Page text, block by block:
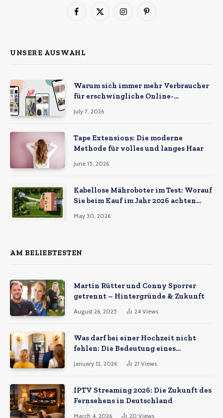
Facebook
X
InstagramPinterest
UNSERE AUSWAHL
Warum sich immer mehr Verbraucher
für erschwingliche Online-
July 7, 2026
Tape Extensions: Die moderne
Methode für volles und langes Haar
June 15, 2026
Kabellose Mähroboter im Test: Worauf
Sie beim Kauf im Jahr 2026 achten
May 30, 2026
AM BELIEBTESTEN
Martin Rütter und Conny Sporrer
getrennt – Hintergründe & Zukunft
August 26, 2025 24 Views
Was darf bei einer Hochzeit nicht
fehlen: Die Bedeutung eines
Hochzeitsvideos
January 12, 2026 21 Views
IPTV Streaming 2026: Die Zukunft des
Fernsehens in Deutschland
March 4, 2026 20 Views